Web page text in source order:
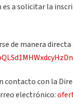
a solicitar la
de manera
contacto con la
electrónico: